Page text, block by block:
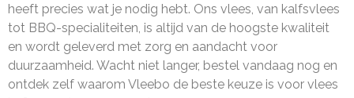
heeft precies wat je nodig hebt. Ons vlees, van kalfsvlees
tot BBQ-specialiteiten, is altijd van de hoogste kwaliteit
en wordt geleverd met zorg en aandacht voor
duurzaamheid. Wacht niet langer, bestel vandaag nog en
ontdek zelf waarom Vleebo de beste keuze is voor vlees